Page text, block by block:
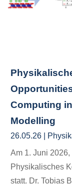
Computing
Modelling
26.05.26
Am 1. Juni
Physikalisches
statt. Dr. Tobias